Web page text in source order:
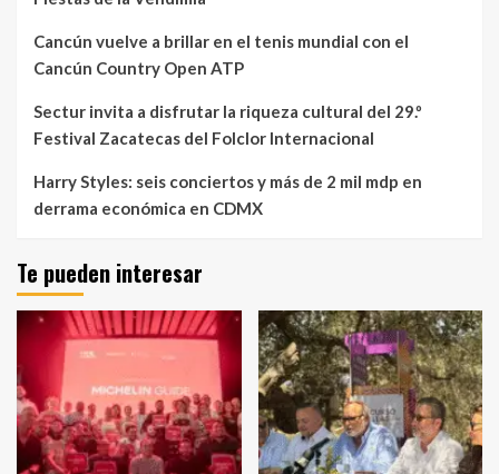
Cancún vuelve a brillar en el tenis mundial con el
Cancún Country Open ATP
Sectur invita a disfrutar la riqueza cultural del 29.º
Festival Zacatecas del Folclor Internacional
Harry Styles: seis conciertos y más de 2 mil mdp en
derrama económica en CDMX
Te pueden interesar